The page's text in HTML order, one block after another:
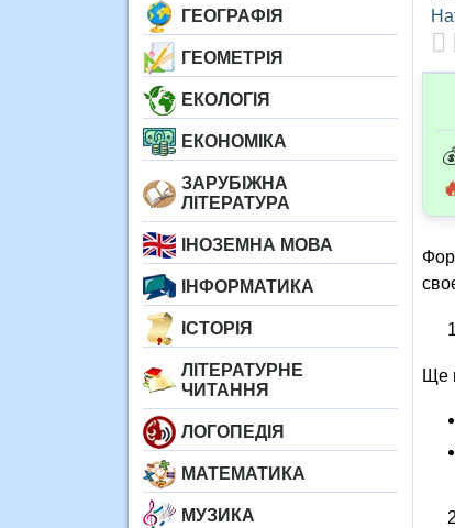
ГЕОГРАФІЯ
ГЕОМЕТРІЯ
ЕКОЛОГІЯ
ЕКОНОМІКА
ЗАРУБІЖНА
ЛІТЕРАТУРА
ІНОЗЕМНА МОВА
ІНФОРМАТИКА
ІСТОРІЯ
ЛІТЕРАТУРНЕ
ЧИТАННЯ
ЛОГОПЕДІЯ
МАТЕМАТИКА
МУЗИКА
Ще